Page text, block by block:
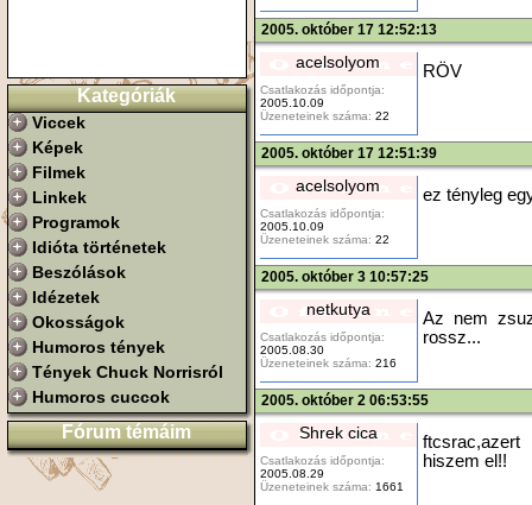
Kategóriák
Viccek
Képek
Filmek
Linkek
Programok
Idióta történetek
Beszólások
Idézetek
Okosságok
Humoros tények
Tények Chuck Norrisról
Humoros cuccok
Fórum témáim
2005. október 17 12:52:13
acelsolyom
Csatlakozás időpontja:
2005.10.09
Üzeneteinek száma: 22
RÖV
2005. október 17 12:51:39
acelsolyom
Csatlakozás időpontja:
2005.10.09
Üzeneteinek száma: 22
ez tényleg
2005. október 3 10:57:25
netkutya
Csatlakozás időpontja:
2005.08.30
Üzeneteinek száma: 216
Az nem
rossz...
2005. október 2 06:53:55
Shrek cica
Csatlakozás időpontja:
2005.08.29
Üzeneteinek száma: 1661
hiszem el!!